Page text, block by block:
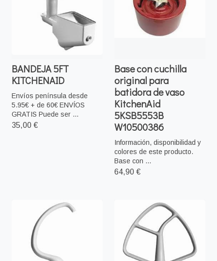
BANDEJA 5FT
KITCHENAID
Envíos península desde
5.95€ + de 60€ ENVÍOS
GRATIS Puede ser ...
35,00 €
Base con cuchilla
original para
batidora de vaso
KitchenAid
5KSB5553B
W10500386
Información, disponibilidad y
colores de este producto.
Base con ...
64,90 €